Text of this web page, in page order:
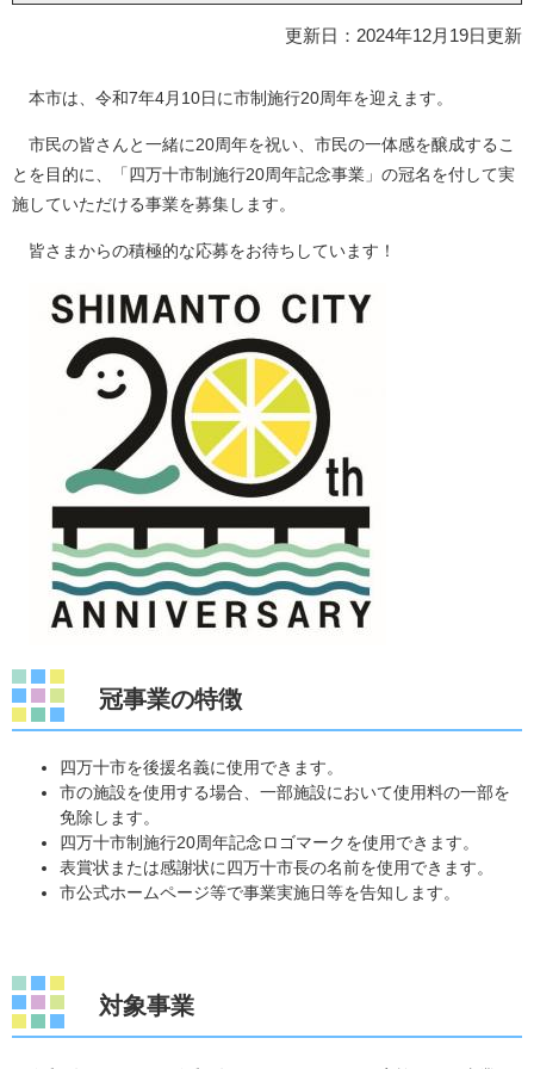
更新日：2024年12月19日更新
本市は、令和7年4月10日に市制施行20周年を迎えます。
市民の皆さんと一緒に20周年を祝い、市民の一体感を醸成するこ
とを目的に、「四万十市制施行20周年記念事業」の冠名を付して実
施していただける事業を募集します。
皆さまからの積極的な応募をお待ちしています！
冠事業の特徴
四万十市を後援名義に使用できます。
市の施設を使用する場合、一部施設において使用料の一部を
免除します。
四万十市制施行20周年記念ロゴマークを使用できます。
表賞状または感謝状に四万十市長の名前を使用できます。
市公式ホームページ等で事業実施日等を告知します。
対象事業